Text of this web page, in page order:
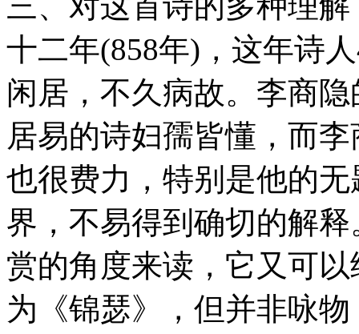
十二年(858年)，这年诗
闲居，不久病故。李商
居易的诗妇孺皆懂，而
也很费力，特别是他的
界，不易得到确切的解
赏的角度来读，它又可
为《锦瑟》，但并非咏